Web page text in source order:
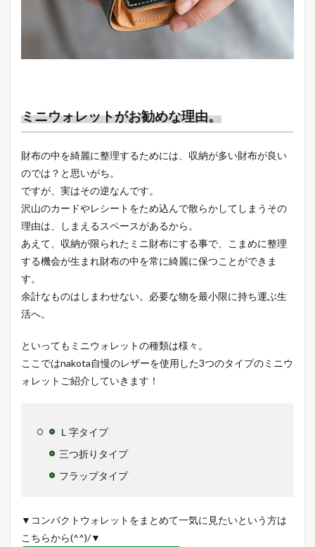
ミニウォレットがお勧めな理由。
財布の中を綺麗に整理するためには、収納が多い財布が良い
のでは？と思いがち。
ですが、実はその逆なんです。
沢山のカードやレシートをため込んで散らかしてしまうその
理由は、しまえるスペースがあるから。
あえて、収納が限られたミニ財布にする事で、こまめに整理
する機会が生まれ財布の中を常に綺麗に保つことができま
す。
余計なものはしまわせない。必要な物を最小限に持ち運ぶ生
活へ。
といってもミニウォレットの種類は様々。
ここではnakota自慢のレザーを使用した3つのタイプのミニウ
ォレットご紹介していきます！
Ｌ字タイプ
三つ折りタイプ
フラップタイプ
▼コンパクトウォレットをまとめて一気に見たいという方は
こちらから(^^)/▼